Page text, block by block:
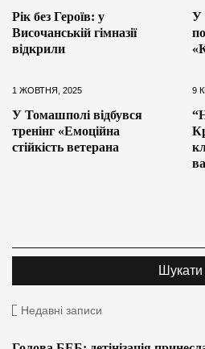
Рік без Героїв: у
Височанській гімназії
відкрили
У
1 ЖОВТНЯ, 2025
У Томашполі відбувся
тренінг «Емоційна
стійкість ветерана
9
Недавні записи